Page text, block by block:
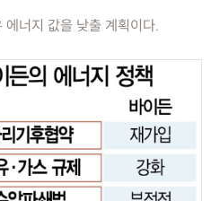
너지 값을 낮출 계획이다.